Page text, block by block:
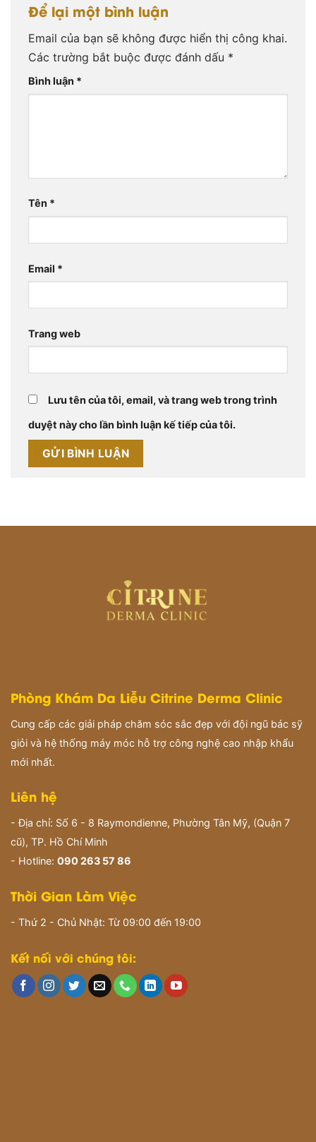
Để lại một bình luận
Email của bạn sẽ không được hiển thị công khai.
Các trường bắt buộc được đánh dấu *
Bình luận *
Tên *
Email *
Trang web
Lưu tên của tôi, email, và trang web trong trình
duyệt này cho lần bình luận kế tiếp của tôi.
Phòng Khám Da Liễu Citrine Derma Clinic
Cung cấp các giải pháp chăm sóc sắc đẹp với đội ngũ bác sỹ
giỏi và hệ thống máy móc hỗ trợ công nghệ cao nhập khẩu
mới nhất.
Liên hệ
- Địa chỉ: Số 6 - 8 Raymondienne, Phường Tân Mỹ, (Quận 7
cũ), TP. Hồ Chí Minh
- Hotline: 090 263 57 86
Thời Gian Làm Việc
- Thứ 2 - Chủ Nhật: Từ 09:00 đến 19:00
Kết nối với chúng tôi: